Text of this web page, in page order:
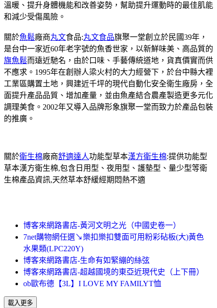
溫暖、提升身體機能和改善姿勢，幫助提升運動時的最佳肌能
和減少受傷風險。
關於魚鬆廠商丸文食品:丸文食品旗聚一堂創立於民國39年，
是台中一家近60年老字號的魚香世家，以新鮮味美、高品質的
旗魚鬆而遠近馳名，由於口味、手藝傳統道地，貨真價實而供
不應求。1995年在創辦人梁火村的大力經營下，於台中縣大裡
工業區購置土地，興建近千坪的現代自動化安全衛生廠房，全
面提升產品品質、增加產量，並由魚產結合農產製造更多元化
調理美食。2002年又導入品牌形象旗聚一堂而致力於產品包裝
的推廣。
關於衛生棉廠商舒適達人功能型草本漢方衛生棉:提供功能型
草本漢方衛生棉,包含日用型、夜用型、護墊型、量少型等衛
生棉產品資訊,天然草本舒緩經期悶熱不適
博客來網路書店-黃河文明之光（中國史卷一）
7net購物網任選↘樂扣樂扣雙面可用粉彩砧板(大)黃色
水果類(LPC220Y)
博客來網路書店-生命有如緊繃的絲弦
博客來網路書店-超越國境的東亞近現代史（上下冊）
ob歐布德【3L】I LOVE MY FAMILYT恤
載入更多